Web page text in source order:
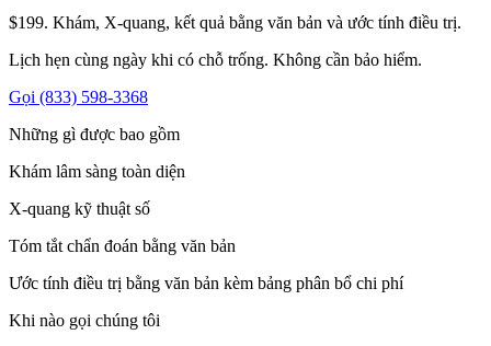
$199. Khám, X-quang, kết quả bằng văn bản và ước tính điều trị.
Lịch hẹn cùng ngày khi có chỗ trống. Không cần bảo hiểm.
Gọi (833) 598-3368
Những gì được bao gồm
Khám lâm sàng toàn diện
X-quang kỹ thuật số
Tóm tắt chẩn đoán bằng văn bản
Ước tính điều trị bằng văn bản kèm bảng phân bổ chi phí
Khi nào gọi chúng tôi